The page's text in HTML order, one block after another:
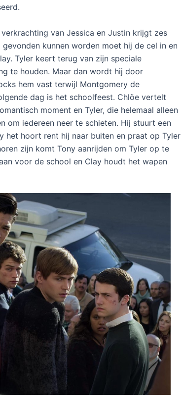
van Jessica en Justin krijgt zes
kunnen worden moet hij de cel in en
Tyler keert terug van zijn speciale
te houden. Maar dan wordt hij door
hem vast terwijl Montgomery de
dag is het schoolfeest. Chlöe vertelt
moment en Tyler, die helemaal alleen
om iedereen neer te schieten. Hij stuurt een
het hoort rent hij naar buiten en praat op Tyler
zijn komt Tony aanrijden om Tyler op te
voor de school en Clay houdt het wapen